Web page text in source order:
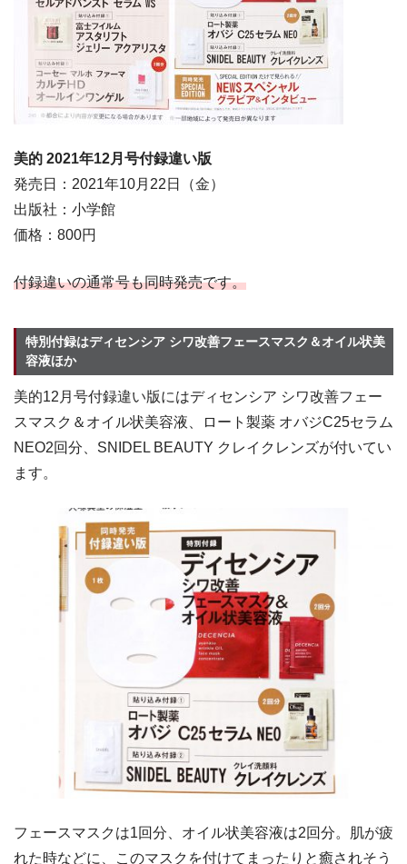
美的 2021年12月号付録違い版
発売日：2021年10月22日（金）
出版社：小学館
価格：800円
付録違いの通常号も同時発売です。
特別付録はディセンシア シワ改善フェースマスク＆オイル状美
容液ほか
美的12月号付録違い版にはディセンシア シワ改善フェー
スマスク＆オイル状美容液、ロート製薬 オバジC25セラム
NEO2回分、SNIDEL BEAUTY クレイクレンズが付いてい
ます。
フェースマスクは1回分、オイル状美容液は2回分。肌が疲
れた時などに、このマスクを付けてまったりと癒されそう